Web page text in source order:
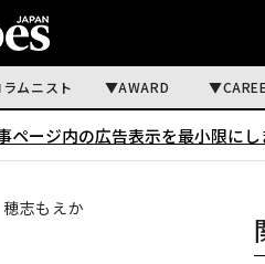
ラムニスト AWARD
ページ内の広告表示を最小限にし
志もえか